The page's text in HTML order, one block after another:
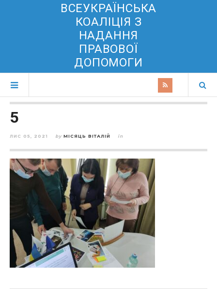
ВСЕУКРАЇНСЬКА
КОАЛІЦІЯ З
НАДАННЯ
ПРАВОВОЇ
ДОПОМОГИ
5
ЛИС 05, 2021 by МІСЯЦЬ ВІТАЛІЙ in